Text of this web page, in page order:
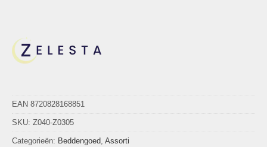
EAN 8720828168851
SKU: Z040-Z0305
Categorieën: Beddengoed, Assorti